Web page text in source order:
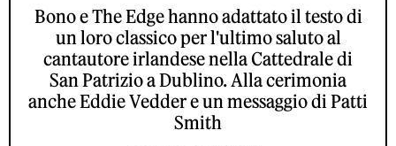
Bono e The Edge hanno adattato il testo di
un loro classico per l'ultimo saluto al
cantautore irlandese nella Cattedrale di
San Patrizio a Dublino. Alla cerimonia
anche Eddie Vedder e un messaggio di Patti
Smith